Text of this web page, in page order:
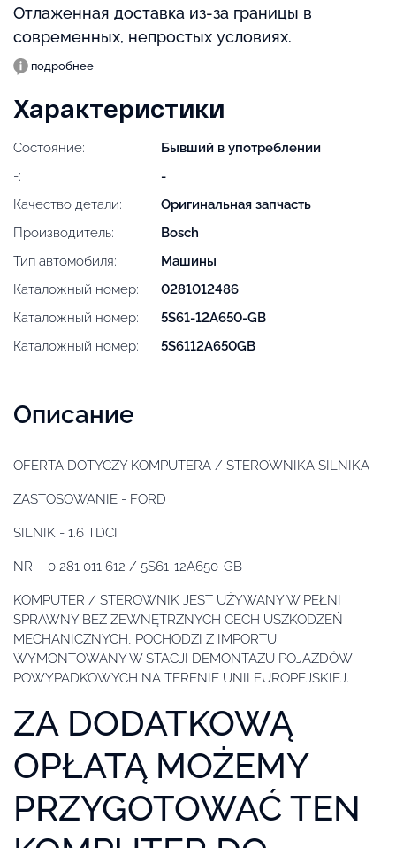
Отлаженная доставка из-за границы в
современных, непростых условиях.
подробнее
Характеристики
Состояние:
Бывший в употреблении
-:
-
Качество детали:
Оригинальная запчасть
Производитель:
Bosch
Тип автомобиля:
Машины
Каталожный номер:
0281012486
Каталожный номер:
5S61-12A650-GB
Каталожный номер:
5S6112A650GB
Описание
OFERTA DOTYCZY KOMPUTERA / STEROWNIKA SILNIKA
ZASTOSOWANIE - FORD
SILNIK - 1.6 TDCI
NR. - 0 281 011 612 / 5S61-12A650-GB
KOMPUTER / STEROWNIK JEST UŻYWANY W PEŁNI
SPRAWNY BEZ ZEWNĘTRZNYCH CECH USZKODZEŃ
MECHANICZNYCH, POCHODZI Z IMPORTU
WYMONTOWANY W STACJI DEMONTAŻU POJAZDÓW
POWYPADKOWYCH NA TERENIE UNII EUROPEJSKIEJ.
ZA DODATKOWĄ
OPŁATĄ MOŻEMY
PRZYGOTOWAĆ TEN